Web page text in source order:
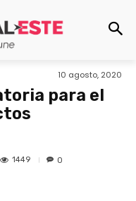
10 agosto, 2020
para el
1449 0